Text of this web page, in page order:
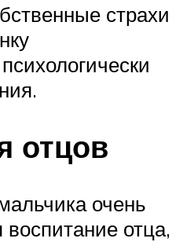
страхи
отцов
очень
отца,